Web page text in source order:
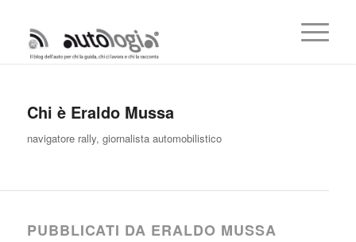
Chi è Eraldo Mussa
navigatore rally, giornalista automobilistico
PUBBLICATI DA ERALDO MUSSA